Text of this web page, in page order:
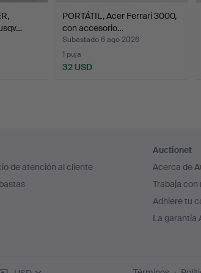
PORTÁTIL, Acer Ferrari 3000,
con accesorio…
Subastado 6 ago 2026
1 puja
32 USD
de atención al cliente
Auctionet
Acerca de
Trabaja con
Adhiere tu
La garantía